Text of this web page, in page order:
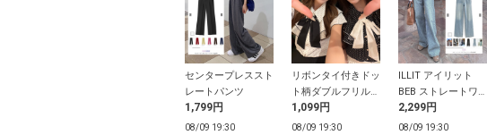
センタープレススト
レートパンツ
1,799円
リボンタイ付きドッ
ト柄ダブルフリルブ
ラウス
1,099円
ILLIT アイリット
BEB ストレートワ
イドデニムパンツ
2,299円
08/09 19:30 08/09 19:30 08/09 19:30